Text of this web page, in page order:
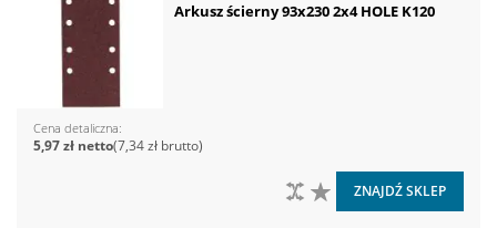
Arkusz ścierny 93x230 2x4 HOLE K120
Cena detaliczna
7,34 zł
5,97 zł
DO LISTY ŻYCZEŃ
DO PORÓWNANIA
ZNAJDŹ SKLEP